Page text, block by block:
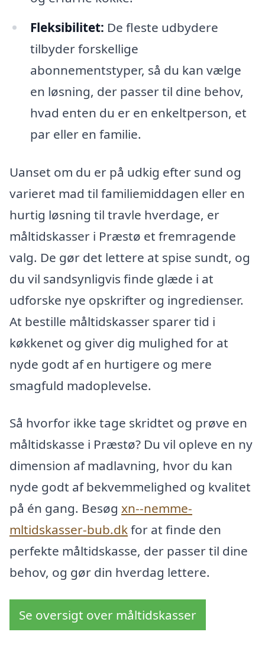
Fleksibilitet: De fleste udbydere
tilbyder forskellige
abonnementstyper, så du kan vælge
en løsning, der passer til dine behov,
hvad enten du er en enkeltperson, et
par eller en familie.
Uanset om du er på udkig efter sund og
varieret mad til familiemiddagen eller en
hurtig løsning til travle hverdage, er
måltidskasser i Præstø et fremragende
valg. De gør det lettere at spise sundt, og
du vil sandsynligvis finde glæde i at
udforske nye opskrifter og ingredienser.
At bestille måltidskasser sparer tid i
køkkenet og giver dig mulighed for at
nyde godt af en hurtigere og mere
smagfuld madoplevelse.
Så hvorfor ikke tage skridtet og prøve en
måltidskasse i Præstø? Du vil opleve en ny
dimension af madlavning, hvor du kan
nyde godt af bekvemmelighed og kvalitet
på én gang. Besøg xn--nemme-
mltidskasser-bub.dkfor at finde den
perfekte måltidskasse, der passer til dine
behov, og gør din hverdag lettere.
Se oversigt over måltidskasser